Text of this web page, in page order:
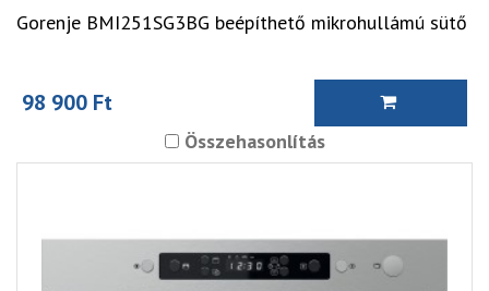
Gorenje BMI251SG3BG beépíthető mikrohullámú sütő
98 900 Ft
Összehasonlítás